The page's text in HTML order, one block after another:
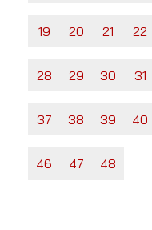
19 20 21 22
28 29 30 31
37 38 39 40
46 47 48